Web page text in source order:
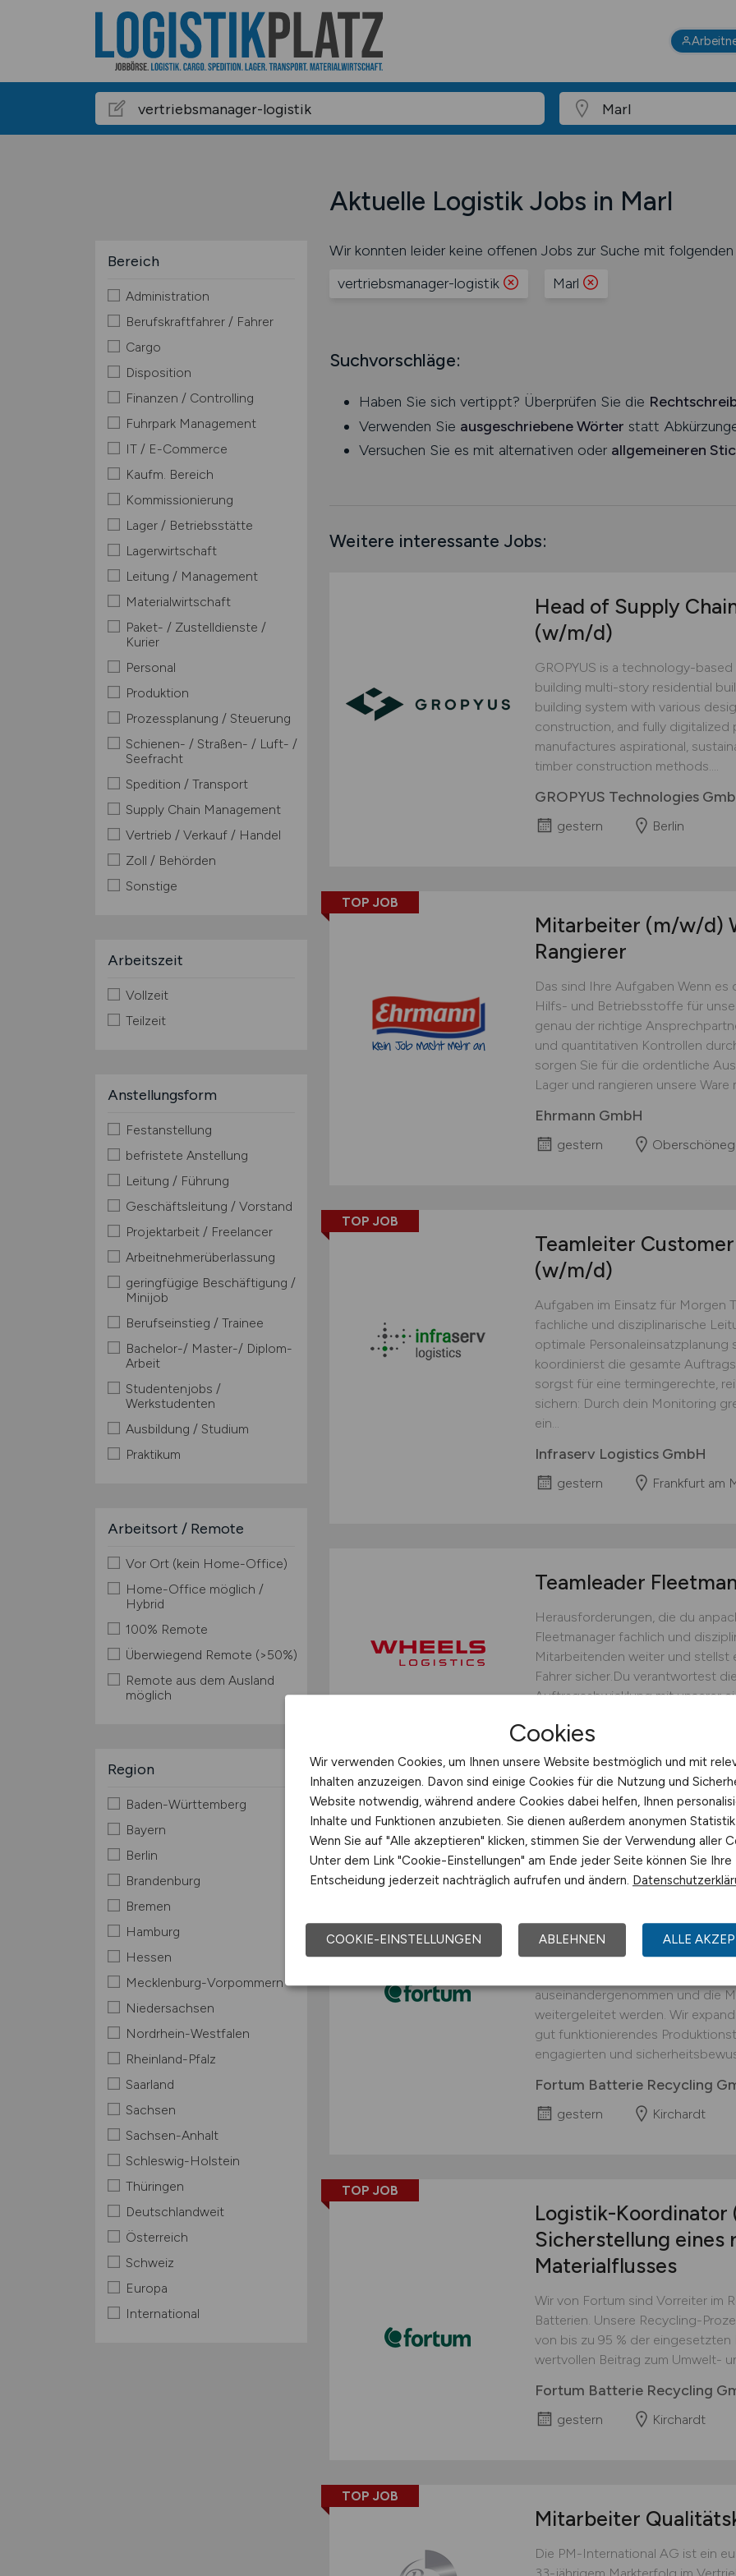
Aktuelle Logistik Jobs in Marl
Bereich
Administration
Berufskraftfahrer / Fahrer
Cargo
Disposition
Finanzen / Controlling
Fuhrpark Management
IT / E-Commerce
Kaufm. Bereich
Kommissionierung
Lager / Betriebsstätte
Lagerwirtschaft
Leitung / Management
Materialwirtschaft
Paket- / Zustelldienste /
Kurier
Personal
Produktion
Prozessplanung / Steuerung
Schienen- / Straßen- / Luft- /
Seefracht
Spedition / Transport
Supply Chain Management
Vertrieb / Verkauf / Handel
Zoll / Behörden
Sonstige
Arbeitszeit
Vollzeit
Teilzeit
Anstellungsform
Festanstellung
befristete Anstellung
Leitung / Führung
Geschäftsleitung / Vorstand
Projektarbeit / Freelancer
Arbeitnehmerüberlassung
geringfügige Beschäftigung /
Minijob
Berufseinstieg / Trainee
Bachelor-/ Master-/ Diplom-
Arbeit
Studentenjobs /
Werkstudenten
Ausbildung / Studium
Praktikum
Arbeitsort / Remote
Vor Ort (kein Home-Office)
Home-Office möglich /
Hybrid
100% Remote
Überwiegend Remote (>50%)
Remote aus dem Ausland
möglich
Region
Baden-Württemberg
Bayern
Berlin
Brandenburg
Bremen
Hamburg
Hessen
Mecklenburg-Vorpommern
Niedersachsen
Nordrhein-Westfalen
Rheinland-Pfalz
Saarland
Sachsen
Sachsen-Anhalt
Schleswig-Holstein
Thüringen
Deutschlandweit
Österreich
Schweiz
Europa
International
Wir konnten leider keine offenen Jobs zur Suche mit
vertriebsmanager-logistik
Marl
Suchvorschläge:
Haben Sie sich vertippt? Überprüfen Sie die
Verwenden Sie ausgeschriebene Wörter statt
Versuchen Sie es mit alternativen oder allgemeineren
Weitere interessante Jobs:
Head of Supply
(w/m/d)
GROPYUS is a technology-
building multi-story residential
building system with various
construction, and fully digitalized
manufactures aspirational,
timber construction methods....
GROPYUS Technologies
gestern Berlin
TOP JOB
Mitarbeiter (m/w/d)
Rangierer
Das sind Ihre Aufgaben Wenn
Hilfs- und Betriebsstoffe für
genau der richtige
und quantitativen Kontrollen
sorgen Sie für die ordentliche
Lager und rangieren unsere Ware
Ehrmann GmbH
gestern
TOP JOB
Teamleiter
(w/m/d)
Aufgaben im Einsatz für Morgen
fachliche und disziplinarische
optimale Personaleinsatzplanung
koordinierst die gesamte
sorgst für eine termingerechte,
sichern: Durch dein Monitoring
ein...
Infraserv Logistics GmbH
gestern Frankfurt am
Teamleader
Herausforderungen, die du
Fleetmanager fachlich und
Mitarbeitenden weiter und stellst
Fahrer sicher.Du verantwortest
Auftragsabwicklung mit unserer
bedarfsgerechten Fahrereinsatz
operative Steuerung.Du...
WHEELS Logistics GmbH &
gestern Münster
TOP JOB
(w/m/d)
interessanter
An unserem Standort in
Prozessschritt durchgeführt, in
auseinandergenommen und die
weitergeleitet werden. Wir
gut funktionierendes
engagierten und
Fortum Batterie Recycling
gestern Kirchardt
TOP JOB
Logistik-Koordinator
Sicherstellung eines
Materialflusses
Wir von Fortum sind Vorreiter im
Batterien. Unsere Recycling-
von bis zu 95 % der eingesetzten
wertvollen Beitrag zum Umwelt-
Fortum Batterie Recycling
gestern Kirchardt
TOP JOB
Mitarbeiter
Die PM-International AG ist ein
Cookies
Wir verwenden Cookies, um Ihnen unsere Website bestmöglich und mit
Inhalten anzuzeigen. Davon sind einige Cookies für die Nutzung und
Website notwendig, während andere Cookies dabei helfen, Ihnen
Inhalte und Funktionen anzubieten. Sie dienen außerdem anonymen
Wenn Sie auf "Alle akzeptieren" klicken, stimmen Sie der Verwendung aller
Unter dem Link "Cookie-Einstellungen" am Ende jeder Seite können Sie Ihre
Entscheidung jederzeit nachträglich aufrufen und ändern.
COOKIE-EINSTELLUNGEN ABLEHNEN ALLE